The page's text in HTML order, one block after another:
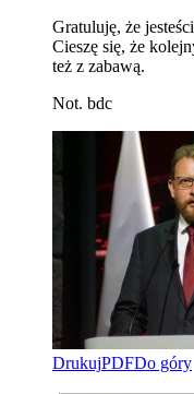
Gratuluję, że
Cieszę się, że
też z zabawą.
Not. bdc
DrukujPDFDo góry